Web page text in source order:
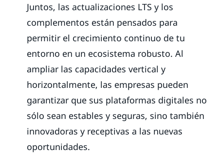
Juntos, las actualizaciones LTS y los
complementos están pensados para
permitir el crecimiento continuo de tu
entorno en un ecosistema robusto. Al
ampliar las capacidades vertical y
horizontalmente, las empresas pueden
garantizar que sus plataformas digitales no
sólo sean estables y seguras, sino también
innovadoras y receptivas a las nuevas
oportunidades.